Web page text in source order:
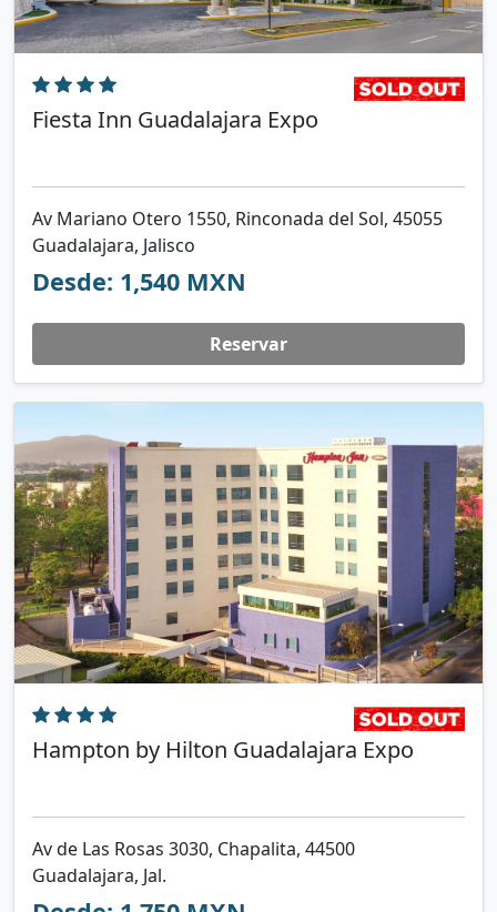
Fiesta Inn Guadalajara Expo
Av Mariano Otero 1550, Rinconada del Sol, 45055
Guadalajara, Jalisco
Desde: 1,540 MXN
Reservar
Hampton by Hilton Guadalajara Expo
Av de Las Rosas 3030, Chapalita, 44500
Guadalajara, Jal.